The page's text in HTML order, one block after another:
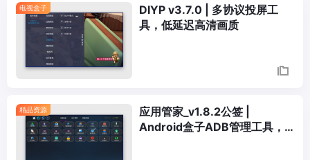
电视盒子
DIYP v3.7.0 | 多协议投屏工
具，低延迟高清画质
精品资源
应用管家_v1.8.2公签 |
Android盒子ADB管理工具，